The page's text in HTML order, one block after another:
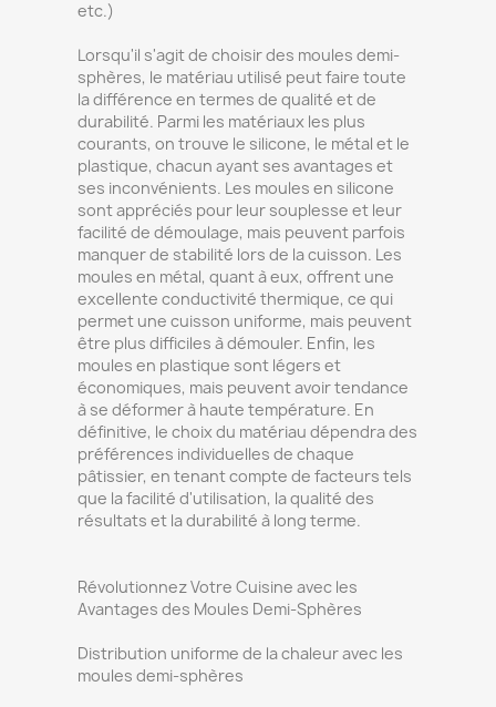
etc.)
Lorsqu'il s'agit de choisir des moules demi-
sphères, le matériau utilisé peut faire toute
la différence en termes de qualité et de
durabilité. Parmi les matériaux les plus
courants, on trouve le silicone, le métal et le
plastique, chacun ayant ses avantages et
ses inconvénients. Les moules en silicone
sont appréciés pour leur souplesse et leur
facilité de démoulage, mais peuvent parfois
manquer de stabilité lors de la cuisson. Les
moules en métal, quant à eux, offrent une
excellente conductivité thermique, ce qui
permet une cuisson uniforme, mais peuvent
être plus difficiles à démouler. Enfin, les
moules en plastique sont légers et
économiques, mais peuvent avoir tendance
à se déformer à haute température. En
définitive, le choix du matériau dépendra des
préférences individuelles de chaque
pâtissier, en tenant compte de facteurs tels
que la facilité d'utilisation, la qualité des
résultats et la durabilité à long terme.
Révolutionnez Votre Cuisine avec les
Avantages des Moules Demi-Sphères
Distribution uniforme de la chaleur avec les
moules demi-sphères